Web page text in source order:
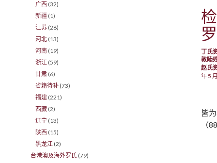
丁氏
敦睦
赵氏
年 5
皆
（
广西 (32)
新疆 (1)
江苏 (28)
河北 (13)
河南 (19)
浙江 (59)
甘肃 (6)
省籍待补 (73)
福建 (221)
西藏 (2)
辽宁 (13)
陕西 (15)
黑龙江 (2)
台港澳及海外罗氏 (79)